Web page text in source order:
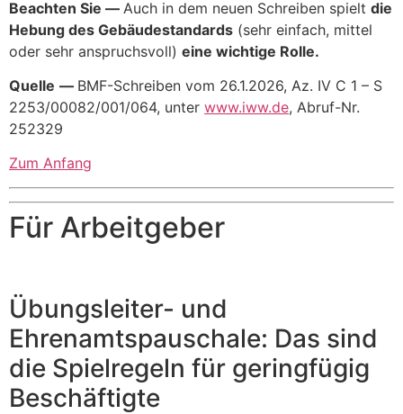
Beachten Sie — Auch in dem neuen Schreiben spielt die
Hebung des Gebäudestandards (sehr einfach, mittel
oder sehr anspruchsvoll) eine wichtige Rolle.
Quelle — BMF-Schreiben vom 26.1.2026, Az. IV C 1 – S
2253/00082/001/064, unter www.iww.de, Abruf-Nr.
252329
Zum Anfang
Für Arbeitgeber
Übungsleiter- und
Ehrenamtspauschale: Das sind
die Spielregeln für geringfügig
Beschäftigte